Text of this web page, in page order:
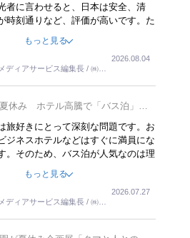
者に言わせると、日本は安全、清
時刻通りなど、評価が高いです。た
意味で、金曜夜にこのようなイベン
、日本人に限らず外国人にとっても
でしょうね。
もっと見る
ディアサービス編集長 / ㈱ツ
2026.08.04
休み ホテル高騰で「バス泊」人
旅好きにとって深刻な問題です。お
ジネスホテルなどはすぐに満員にな
。そのため、バス泊が人気なのは理
移動はグレイハウンドバスでした。
を利用してホテル代を浮かせていま
若いからできたことです。若い人が
に行った、青森に行ったと聞くと、
のかなと思ってしまいます。
もっと見る
ディアサービス編集長 / ㈱ツ
2026.07.27